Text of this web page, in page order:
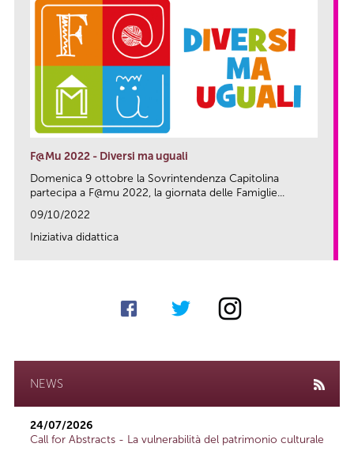
F@Mu 2022 - Diversi ma uguali
Domenica 9 ottobre la Sovrintendenza Capitolina
partecipa a F@mu 2022, la giornata delle Famiglie...
09/10/2022
Iniziativa didattica
NEWS
24/07/2026
Call for Abstracts - La vulnerabilità del patrimonio culturale